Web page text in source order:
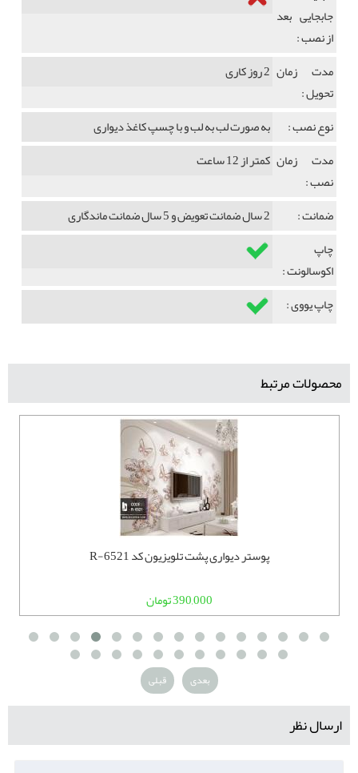
جابجایی بعد
از نصب :
مدت زمان
تحویل :
2 روز کاری
نوع نصب :
به صورت لب به لب و با چسپ کاغذ دیواری
مدت زمان
نصب :
کمتر از 12 ساعت
ضمانت :
2 سال ضمانت تعویض و 5 سال ضمانت ماندگاری
چاپ
اکوسالونت :
چاپ یووی :
محصولات مرتبط
پوستر دیواری پشت تلویزیون کد R-6521
390,000 تومان
قبلی بعدی
ارسال نظر